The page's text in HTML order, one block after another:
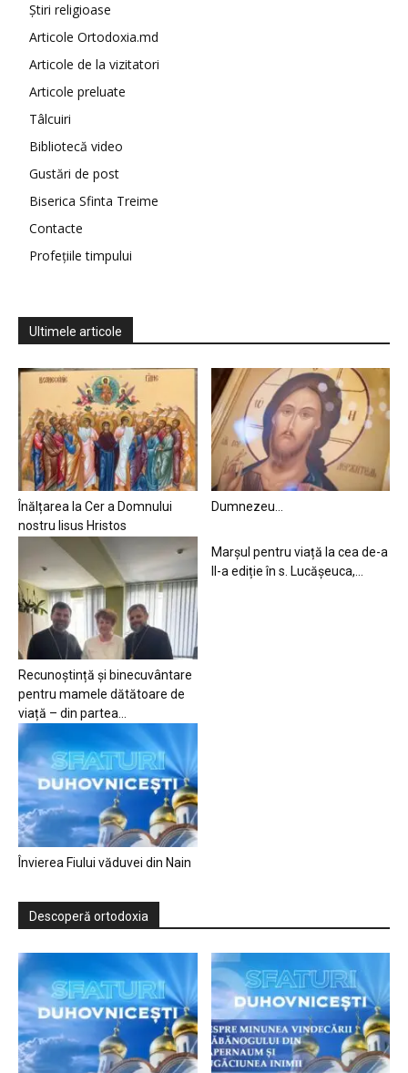
Știri religioase
Articole Ortodoxia.md
Articole de la vizitatori
Articole preluate
Tâlcuiri
Bibliotecă video
Gustări de post
Biserica Sfinta Treime
Contacte
Profețiile timpului
Ultimele articole
Înălțarea la Cer a Domnului
nostru Iisus Hristos
Dumnezeu…
Recunoștință și binecuvântare
pentru mamele dătătoare de
viață – din partea...
Marșul pentru viață la cea de-a
II-a ediție în s. Lucășeuca,...
Învierea Fiului văduvei din Nain
Descoperă ortodoxia